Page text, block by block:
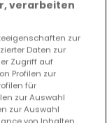
verarbeiten
zur
Daten zur
Zugriff auf
Profilen zur
für
zur Auswahl
zur Auswahl